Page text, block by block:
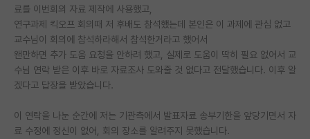
학부 인턴 게시판
취업 게시판
임용 후기 게시판
인문사회 계열 게시판
료를 이번회의 자료 제작에 사용했고,
연구과제 킥오프 회의때 저 후배도 참석했는데 본인은 이 과제에 관심 없고
교수님이 회의에 참석하라해서 참석한거라고 했어서
왠만하면 추가 도움 요청을 안하려 했고, 실제로 도움이 딱히 필요 없어서 교
수님 연락 받은 이후 바로 자료조사 도와줄 것 없다고 전달했습니다. 이후 알
겠다고 답장을 받았습니다.
이 연락을 나눈 순간에 저는 기관측에서 발표자료 송부기한을 앞당기면서 자
료 수정에 정신이 없어, 회의 장소를 알려주지 못했습니다.